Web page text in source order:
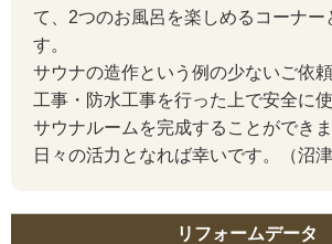
て、2つのお風呂を楽しめるコーナー
す。
サウナの造作という例の少ないご依
工事・防水工事を行った上で安全に
サウナルームを完成することができ
日々の活力となれば幸いです。（沼津
リフォームデータ